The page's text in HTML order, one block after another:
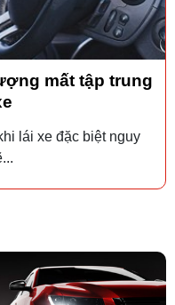
mất tập trung
lái xe đặc biệt nguy